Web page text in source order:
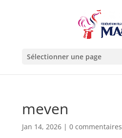
Sélectionner une page
meven
Jan 14, 2026| 0 commentaires